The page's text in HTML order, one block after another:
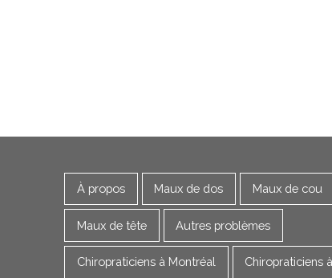
À propos Maux de dos Maux de cou
Maux de tête Autres problèmes
Chiropraticiens à Montréal Chiropraticiens